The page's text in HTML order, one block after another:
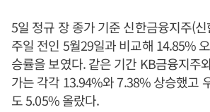
5일 정규 장 종가 기준 신한금융지주(
주일 전인 5월29일과 비교해 14.85%
승률을 보였다. 같은 기간 KB금융지주
가는 각각 13.94%와 7.38% 상승했고
도 5.05% 올랐다.